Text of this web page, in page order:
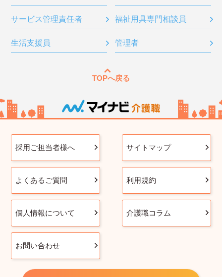
サービス管理責任者 福祉用具専門相談員
生活支援員 管理者
TOPへ戻る
採用ご担当者様へ サイトマップ
よくあるご質問 利用規約
個人情報について 介護職コラム
お問い合わせ